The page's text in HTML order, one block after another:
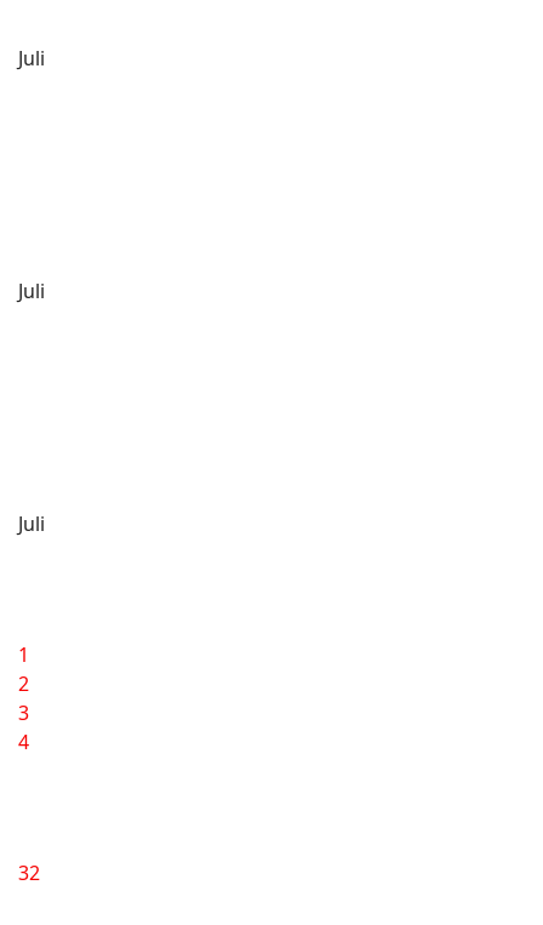
Juli
Juli
Juli
1
2
3
4
32